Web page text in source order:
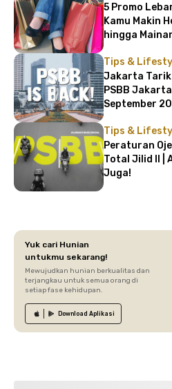
5 Promo
Kamu Makin
hingga
Tips &
Jakarta Tarik
PSBB
September
Tips &
Peraturan
Total Jilid II |
Juga!
Yuk cari Hunian
untukmu sekarang!
Mewujudkan hunian berkualitas dan
terjangkau untuk semua orang di
setiap fase kehidupan.
Download Aplikasi